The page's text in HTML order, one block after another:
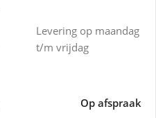
Levering op maandag
t/m vrijdag
Op afspraak